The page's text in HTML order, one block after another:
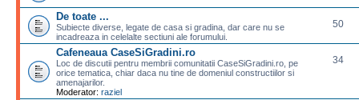
De toate ...
Subiecte diverse, legate de casa si gradina, dar care nu se
incadreaza in celelalte sectiuni ale forumului.
50
Cafeneaua CaseSiGradini.ro
Loc de discutii pentru membrii comunitatii CaseSiGradini.ro, pe
orice tematica, chiar daca nu tine de domeniul constructiilor si
amenajarilor.
Moderator: raziel
34